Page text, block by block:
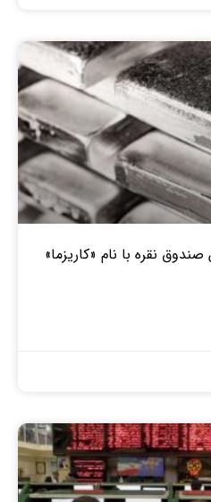
نقره‌ با نام «کاریزما»